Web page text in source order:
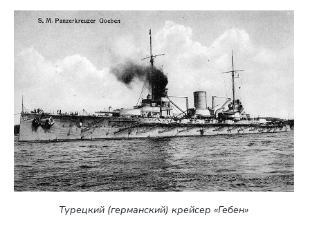
Турецкий (германский) крейсер «Гебен»